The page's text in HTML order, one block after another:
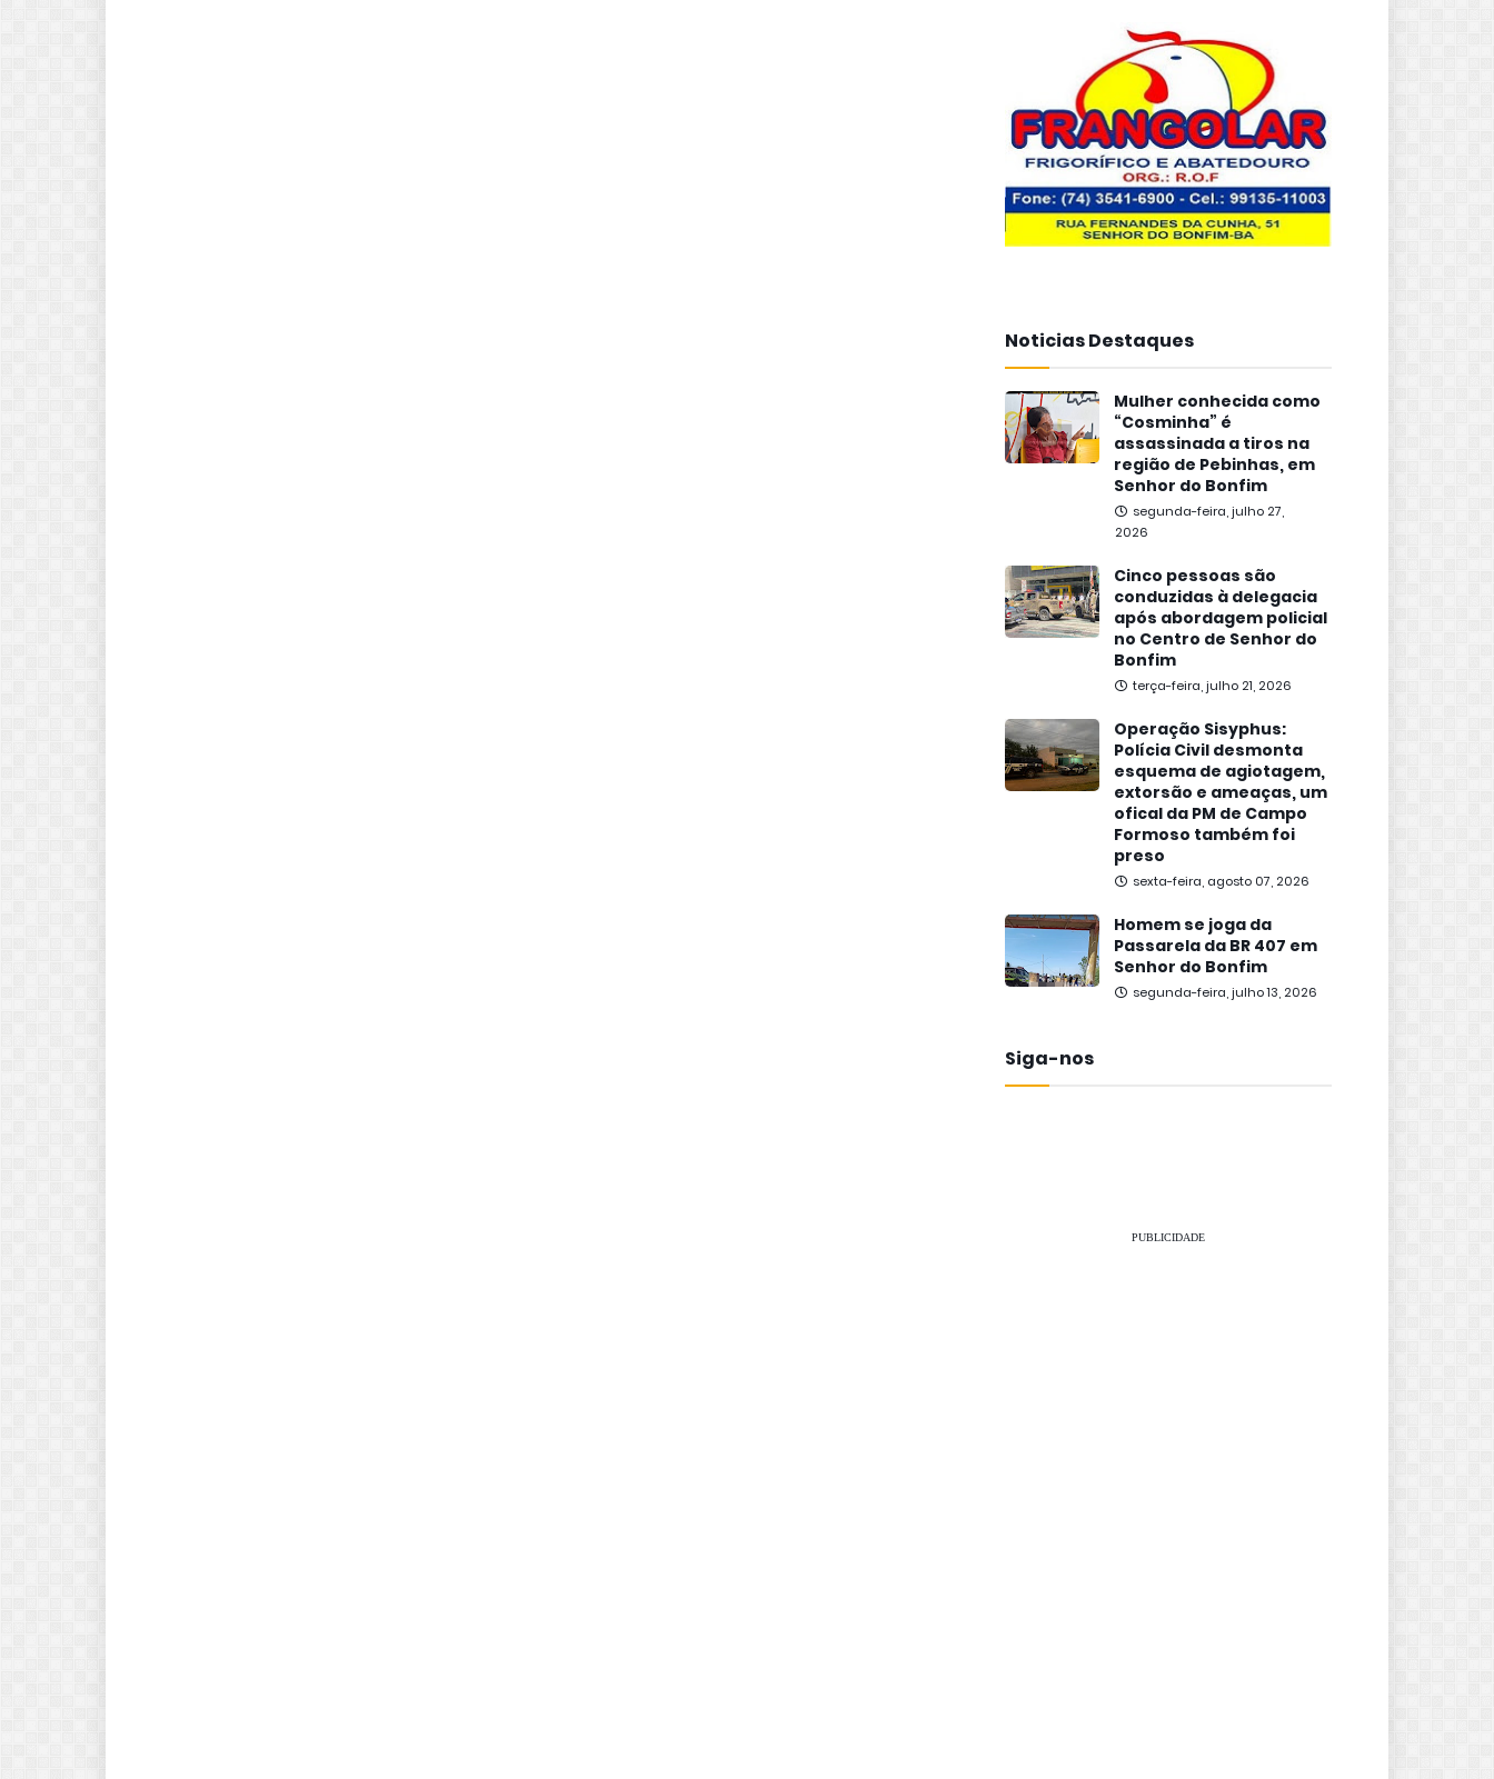
Noticias Destaques
Mulher conhecida como
“Cosminha” é
assassinada a tiros na
região de Pebinhas, em
Senhor do Bonfim
segunda-feira, julho 27,
2026
Cinco pessoas são
conduzidas à delegacia
após abordagem policial
no Centro de Senhor do
Bonfim
terça-feira, julho 21, 2026
Operação Sisyphus:
Polícia Civil desmonta
esquema de agiotagem,
extorsão e ameaças, um
ofical da PM de Campo
Formoso também foi
preso
sexta-feira, agosto 07, 2026
Homem se joga da
Passarela da BR 407 em
Senhor do Bonfim
segunda-feira, julho 13, 2026
Siga-nos
PUBLICIDADE